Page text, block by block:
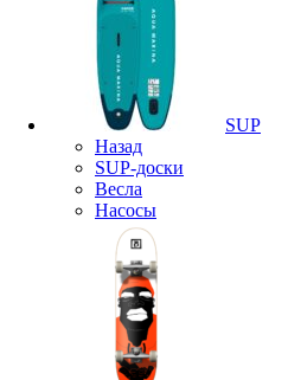
SUP
Назад
SUP-доски
Весла
Насосы